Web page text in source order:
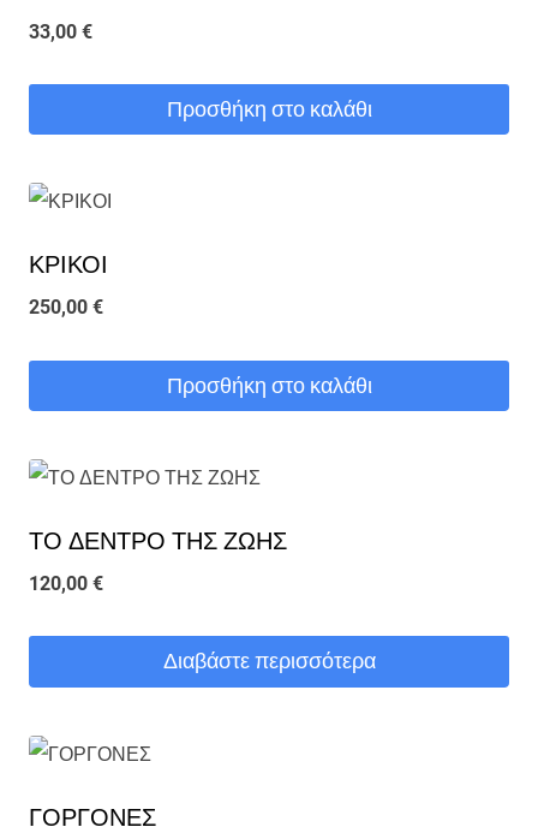
33,00 €
Προσθήκη στο καλάθι
ΚΡΙΚΟΙ
250,00 €
Προσθήκη στο καλάθι
ΤΟ ΔΕΝΤΡΟ ΤΗΣ ΖΩΗΣ
120,00 €
Διαβάστε περισσότερα
ΓΟΡΓΟΝΕΣ